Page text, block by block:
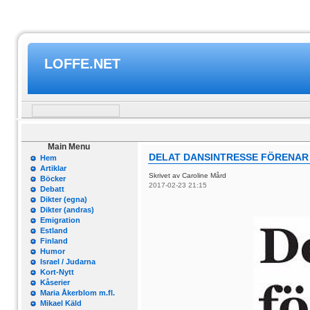
LOFFE.NET
Main Menu
Hem
Artiklar
Böcker
Debatt
Dikter (egna)
Dikter (andras)
Emigration
Estland
Finland
Humor
Israel / Judarna
Kort-Nytt
Kåserier
Maria Åkerblom m.fl.
Mikael Käld
DELAT DANSINTRESSE
Skrivet av Caroline Mård
2017-02-23 21:15